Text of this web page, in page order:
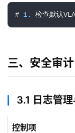
# 1. 检查默认
三、安全审
3.1 日志管
控制项